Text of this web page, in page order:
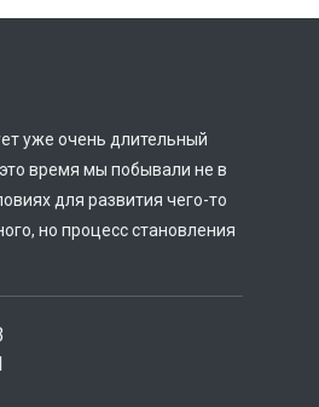
уже очень длительный
время мы побывали не в
для развития чего-то
но процесс становления